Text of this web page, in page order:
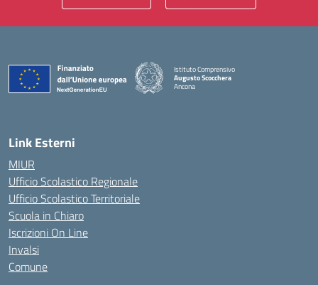
Istituto Comprensivo
Augusto Scocchera
Ancona
Link Esterni
MIUR
Ufficio Scolastico Regionale
Ufficio Scolastico Territoriale
Scuola in Chiaro
Iscrizioni On Line
Invalsi
Comune